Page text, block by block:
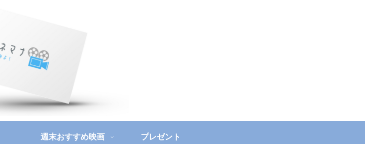
週末おすすめ映画 プレゼント